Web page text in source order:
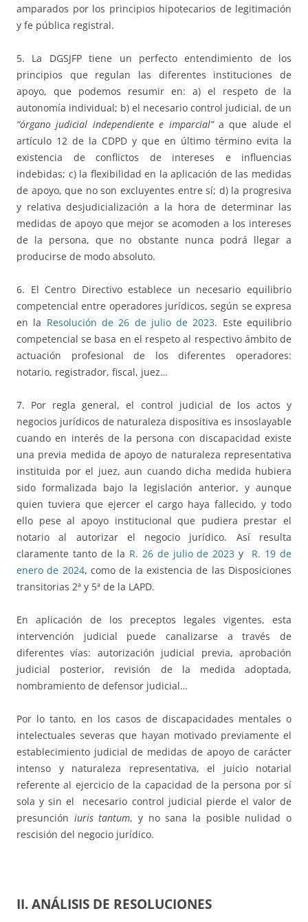
amparados por los principios hipotecarios de legitimación
y fe pública registral.
5. La DGSJFP tiene un perfecto entendimiento de los
principios que regulan las diferentes instituciones de
apoyo, que podemos resumir en: a) el respeto de la
autonomía individual; b) el necesario control judicial, de un
“órgano judicial independiente e imparcial” a que alude el
artículo 12 de la CDPD y que en último término evita la
existencia de conflictos de intereses e influencias
indebidas; c) la flexibilidad en la aplicación de las medidas
de apoyo, que no son excluyentes entre sí; d) la progresiva
y relativa desjudicialización a la hora de determinar las
medidas de apoyo que mejor se acomoden a los intereses
de la persona, que no obstante nunca podrá llegar a
producirse de modo absoluto.
6. El Centro Directivo establece un necesario equilibrio
competencial entre operadores jurídicos, según se expresa
en la Resolución de 26 de julio de 2023. Este equilibrio
competencial se basa en el respeto al respectivo ámbito de
actuación profesional de los diferentes operadores:
notario, registrador, fiscal, juez…
7. Por regla general, el control judicial de los actos y
negocios jurídicos de naturaleza dispositiva es insoslayable
cuando en interés de la persona con discapacidad existe
una previa medida de apoyo de naturaleza representativa
instituida por el juez, aun cuando dicha medida hubiera
sido formalizada bajo la legislación anterior, y aunque
quien tuviera que ejercer el cargo haya fallecido, y todo
ello pese al apoyo institucional que pudiera prestar el
notario al autorizar el negocio jurídico. Así resulta
claramente tanto de la R. 26 de julio de 2023 y R. 19 de
enero de 2024, como de la existencia de las Disposiciones
transitorias 2ª y 5ª de la LAPD.
En aplicación de los preceptos legales vigentes, esta
intervención judicial puede canalizarse a través de
diferentes vías: autorización judicial previa, aprobación
judicial posterior, revisión de la medida adoptada,
nombramiento de defensor judicial…
Por lo tanto, en los casos de discapacidades mentales o
intelectuales severas que hayan motivado previamente el
establecimiento judicial de medidas de apoyo de carácter
intenso y naturaleza representativa, el juicio notarial
referente al ejercicio de la capacidad de la persona por sí
sola y sin el necesario control judicial pierde el valor de
presunción iuris tantum, y no sana la posible nulidad o
rescisión del negocio jurídico.
II. ANÁLISIS DE RESOLUCIONES